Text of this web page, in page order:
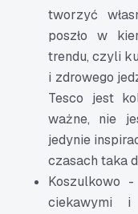
tworzyć
poszło w
trendu, czyli
i zdrowego
Tesco jest
ważne, nie
jedynie
czasach taka
Koszulkowo
ciekawymi i